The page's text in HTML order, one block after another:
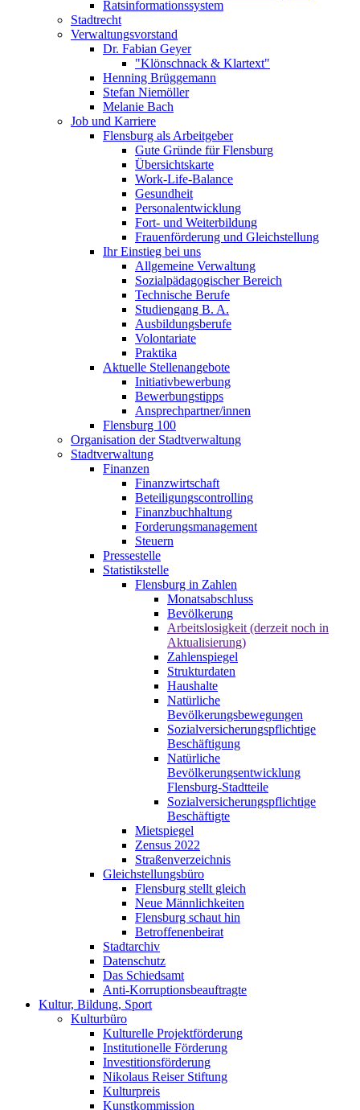
Ratsinformationssystem
Stadtrecht
Verwaltungsvorstand
Dr. Fabian Geyer
"Klönschnack & Klartext"
Henning Brüggemann
Stefan Niemöller
Melanie Bach
Job und Karriere
Flensburg als Arbeitgeber
Gute Gründe für Flensburg
Übersichtskarte
Work-Life-Balance
Gesundheit
Personalentwicklung
Fort- und Weiterbildung
Frauenförderung und Gleichstellung
Ihr Einstieg bei uns
Allgemeine Verwaltung
Sozialpädagogischer Bereich
Technische Berufe
Studiengang B. A.
Ausbildungsberufe
Volontariate
Praktika
Aktuelle Stellenangebote
Initiativbewerbung
Bewerbungstipps
Ansprechpartner/innen
Flensburg 100
Organisation der Stadtverwaltung
Stadtverwaltung
Finanzen
Finanzwirtschaft
Beteiligungscontrolling
Finanzbuchhaltung
Forderungsmanagement
Steuern
Pressestelle
Statistikstelle
Flensburg in Zahlen
Monatsabschluss
Bevölkerung
Arbeitslosigkeit (derzeit noch in
Aktualisierung)
Zahlenspiegel
Strukturdaten
Haushalte
Natürliche
Bevölkerungsbewegungen
Sozialversicherungspflichtige
Beschäftigung
Natürliche
Bevölkerungsentwicklung
Flensburg-Stadtteile
Sozialversicherungspflichtige
Beschäftigte
Mietspiegel
Zensus 2022
Straßenverzeichnis
Gleichstellungsbüro
Flensburg stellt gleich
Neue Männlichkeiten
Flensburg schaut hin
Betroffenenbeirat
Stadtarchiv
Datenschutz
Das Schiedsamt
Anti-Korruptionsbeauftragte
Kultur, Bildung, Sport
Kulturbüro
Kulturelle Projektförderung
Institutionelle Förderung
Investitionsförderung
Nikolaus Reiser Stiftung
Kulturpreis
Kunstkommission